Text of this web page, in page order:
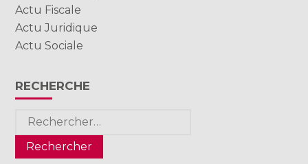
Actu Fiscale
Actu Juridique
Actu Sociale
RECHERCHE
Rechercher :